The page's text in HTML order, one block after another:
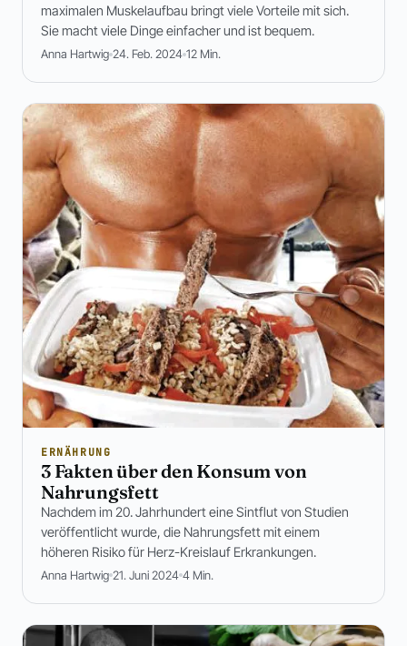
maximalen Muskelaufbau bringt viele Vorteile mit sich.
Sie macht viele Dinge einfacher und ist bequem.
Anna Hartwig 24. Feb. 2024 12 Min.
ERNÄHRUNG
3 Fakten über den Konsum von
Nahrungsfett
Nachdem im 20. Jahrhundert eine Sintflut von Studien
veröffentlicht wurde, die Nahrungsfett mit einem
höheren Risiko für Herz-Kreislauf Erkrankungen.
Anna Hartwig 21. Juni 2024 4 Min.